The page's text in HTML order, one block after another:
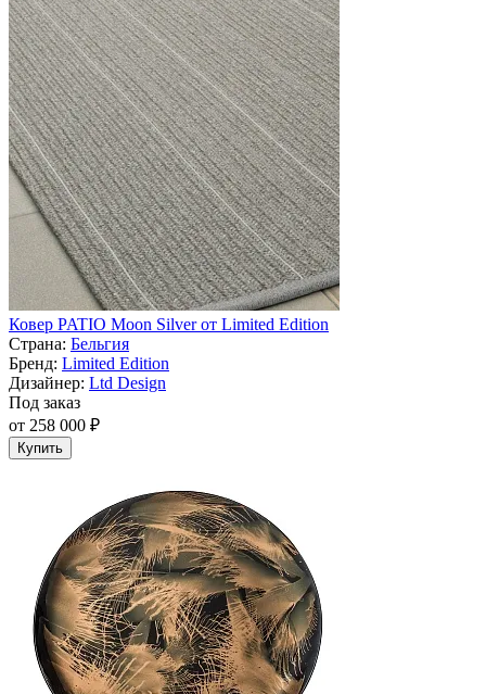
Ковер PATIO Moon Silver от Limited Edition
Страна: Бельгия
Бренд: Limited Edition
Дизайнер: Ltd Design
Под заказ
от 258 000 ₽
Купить